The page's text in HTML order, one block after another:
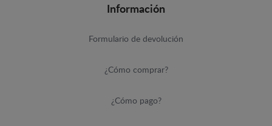
Información
Formulario de devolución
¿Cómo comprar?
¿Cómo pago?